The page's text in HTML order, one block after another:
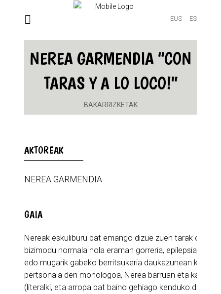
EUS ES
NEREA GARMENDIA “CON
TARAS Y A LO LOCO!”
BAKARRIZKETAK
AKTOREAK
NEREA GARMENDIA
GAIA
Nereak eskuliburu bat emango dizue zuen tarak
bizimodu normala nola eraman gorreria, epilepsia,
edo mugarik gabeko berritsukeria daukazunean
pertsonala den monologoa, Nerea barruan eta
(literalki, eta arropa bat baino gehiago kenduko ditu).